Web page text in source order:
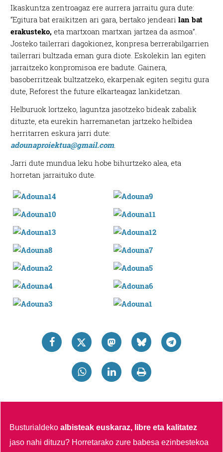
Ikaskuntza zentroagaz ere aurrera jarraitu gura dute:
“Egitura bat eraikitzen ari gara, bertako jendearilan bat
erakusteko, eta martxoan martxan jartzea da asmoa”.
Josteko tailerrari dagokionez, konpresa berrerabilgarrien
tailerrari bultzada eman gura diote. Eskolekin lan egiten
jarraitzeko konpromisoa ere badute. Gainera,
basoberritzeak bultzatzeko, ekarpenak egiten segitu gura
dute, Reforest the future elkarteagaz lankidetzan.
Helburuok lortzeko, laguntza jasotzeko bideak zabalik
dituzte, eta eurekin harremanetan jartzeko helbidea
herritarren eskura jarri dute:
adounaproiektua@gmail.com
Jarri dute mundua leku hobe bihurtzeko alea, eta
horretan jarraituko dute
Busturialdekoalbisteak euskaraz, libre eta kalitatez
jaso nahi dituzu? Horretarako zure babesa ezinbestekoa